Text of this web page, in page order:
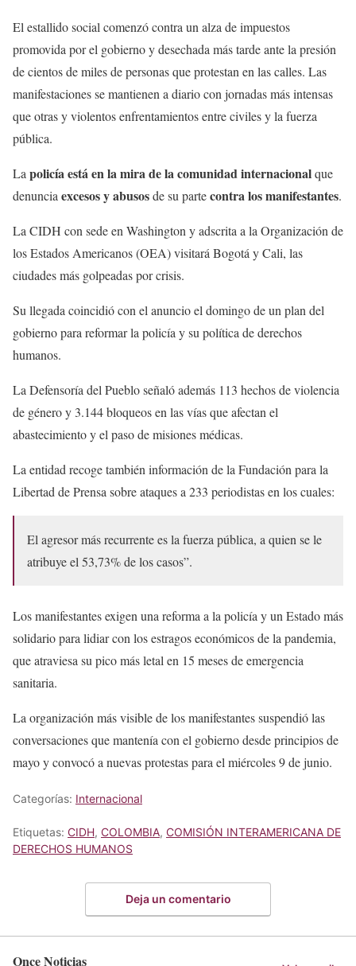
El estallido social comenzó contra un alza de impuestos
promovida por el gobierno y desechada más tarde ante la presión
de cientos de miles de personas que protestan en las calles. Las
manifestaciones se mantienen a diario con jornadas más intensas
que otras y violentos enfrentamientos entre civiles y la fuerza
pública.
La policía está en la mira de la comunidad internacionalque
denuncia excesos y abusosde su partecontra los manifestantes.
La CIDH con sede en Washington y adscrita a la Organización de
los Estados Americanos (OEA) visitará Bogotá y Cali, las
ciudades más golpeadas por crisis.
Su llegada coincidió con el anuncio el domingo de un plan del
gobierno para reformar la policía y su política de derechos
humanos.
La Defensoría del Pueblo señaló además 113 hechos de violencia
de género y 3.144 bloqueos en las vías que afectan el
abastecimiento y el paso de misiones médicas.
La entidad recoge también información de la Fundación para la
Libertad de Prensa sobre ataques a 233 periodistas en los cuales:
El agresor más recurrente es la fuerza pública, a quien se le
atribuye el 53,73% de los casos”.
Los manifestantes exigen una reforma a la policía y un Estado más
solidario para lidiar con los estragos económicos de la pandemia,
que atraviesa su pico más letal en 15 meses de emergencia
sanitaria.
La organización más visible de los manifestantes suspendió las
conversaciones que mantenía con el gobierno desde principios de
mayo y convocó a nuevas protestas para el miércoles 9 de junio.
Categorías: Internacional
Etiquetas: CIDH, COLOMBIA, COMISIÓN INTERAMERICANA DE
DERECHOS HUMANOS
Deja un comentario
Once Noticias